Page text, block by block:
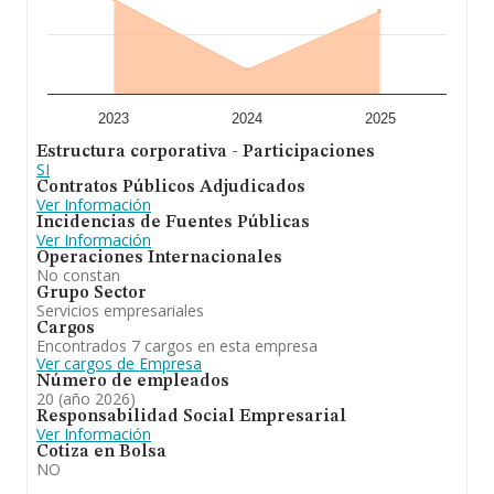
Para concluir,
Viajes y Cruceros-cruiseland S.Lestá
especializada en gestión de agencia de viajes mayorista.
En cuanto a la posición en el ranking nacional, la
2023 2024 2025
Estructura corporativa - Participaciones
SI
Contratos Públicos Adjudicados
Ver Información
Incidencias de Fuentes Públicas
Ver Información
Operaciones Internacionales
No constan
Grupo Sector
Servicios empresariales
Cargos
Encontrados 7 cargos en esta empresa
Ver cargos de Empresa
Número de empleados
20 (año 2026)
Responsabilidad Social Empresarial
Ver Información
Cotiza en Bolsa
NO